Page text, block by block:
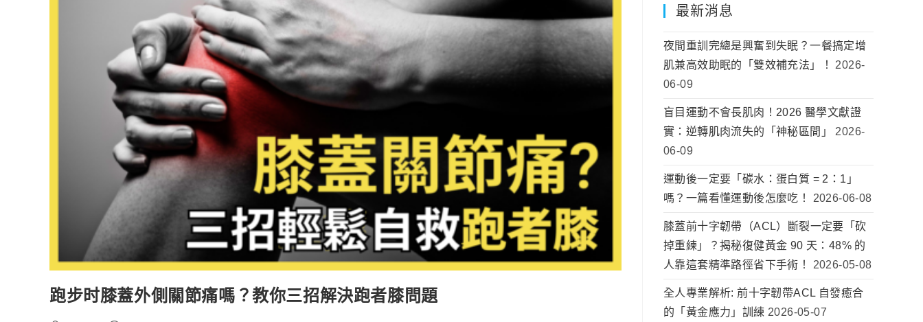
跑步时膝蓋外側關節痛嗎？教你三招解決跑者膝問題
最新消息
夜間重訓完總是興奮到失眠？一餐搞定增
肌兼高效助眠的「雙效補充法」！
2026-
06-09
盲目運動不會長肌肉！2026 醫學文獻證
實：逆轉肌肉流失的「神秘區間」
2026-
06-09
運動後一定要「碳水：蛋白質 = 2：1」
嗎？一篇看懂運動後怎麼吃！
2026-06-08
膝蓋前十字韌帶（ACL）斷裂一定要「砍
掉重練」？揭秘復健黃金 90 天：48% 的
人靠這套精準路徑省下手術！
2026-05-08
全人專業解析: 前十字韌帶ACL 自發癒合
的「黃金應力」訓練 2026-05-07